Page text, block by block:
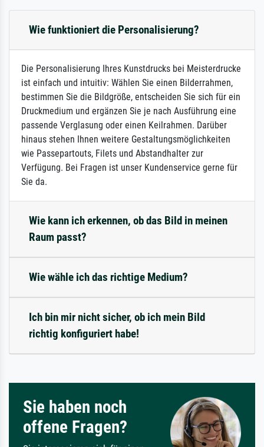
Wie funktioniert die Personalisierung?
Die Personalisierung Ihres Kunstdrucks bei Meisterdrucke
ist einfach und intuitiv: Wählen Sie einen Bilderrahmen,
bestimmen Sie die Bildgröße, entscheiden Sie sich für ein
Druckmedium und ergänzen Sie je nach Ausführung eine
passende Verglasung oder einen Keilrahmen. Darüber
hinaus stehen Ihnen weitere Gestaltungsmöglichkeiten
wie Passepartouts, Filets und Abstandhalter zur
Verfügung. Bei Fragen ist unser Kundenservice gerne für
Sie da.
Wie kann ich erkennen, ob das Bild in meinen
Raum passt?
Wie wähle ich das richtige Medium?
Ich bin mir nicht sicher, ob ich mein Bild
richtig konfiguriert habe!
Sie haben noch
offene Fragen?